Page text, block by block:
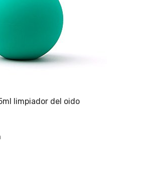
limpiador del oido